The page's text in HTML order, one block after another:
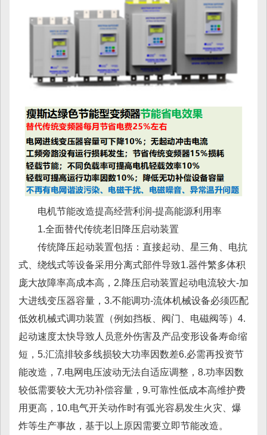
电机节能改造提高经营利润-提高能源利用率
1.全面替代传统老旧降压启动装置
传统降压起动装置包括：直接起动、星三角、电抗
式、绕线式等设备采用分离式部件导致1.器件繁多体积
庞大故障率高成本高，2.降压启动装置起动电流较大-加
大进线变压器容量，3.不能调功-流体机械设备必须匹配
低效机械式调功装置（例如挡板、阀门、电磁阀等）4.
起动速度太快导致人员意外伤害及产品变形设备寿命缩
短，5.汇流排较多线损较大功率因数差6.必需再投资节
能改造，7.电网电压波动无法自适应调整，8.功率因数
较低需要较大无功补偿容量，9.可靠性低成本高维护费
用更高，10.电气开关动作时有弧光容易发生火灾、爆
炸等生产事故，基于以上原因需要立即节能改造。